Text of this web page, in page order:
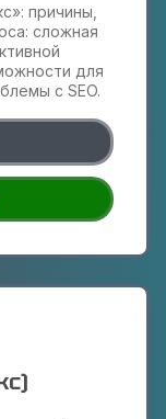
причины,
сложная
для
с SEO.